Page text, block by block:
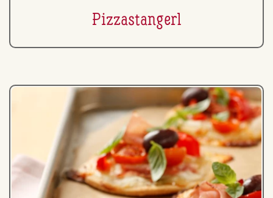
Piz­zastan­gerl